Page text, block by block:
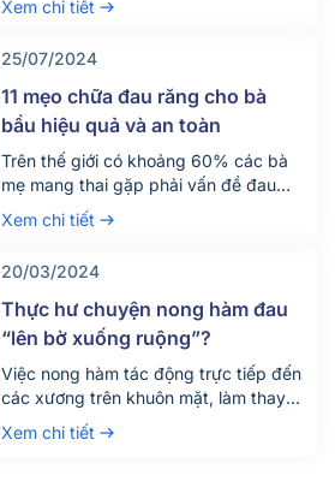
phí cho hình thức này có đắt không và
Xem chi tiết
25/07/2024
11 mẹo chữa đau răng cho bà
bầu hiệu quả và an toàn
Trên thế giới có khoảng 60% các bà
mẹ mang thai gặp phải vấn đề đau
nhức răng miệng. Vấn đề có vẻ như
đơn giản này lại chính là nguyên nhân
còi, nhiều ca sinh non, hay thậm chí là
sảy thai. Chính vì vậy, […]
Xem chi tiết
20/03/2024
Thực hư chuyện nong hàm đau
“lên bờ xuống ruộng”?
Việc nong hàm tác động trực tiếp đến
các xương trên khuôn mặt, làm thay
đổi kích thước cung hàm. Vì vậy khi
nghĩ đến nong hàm, có thể dễ dàng
Xem chi tiết